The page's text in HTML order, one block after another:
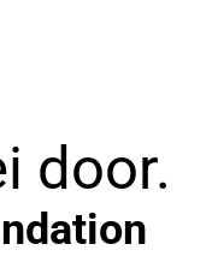
door.